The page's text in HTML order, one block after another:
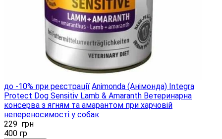
до -10% при реєстрації Animonda (Анімонда) Integra
Protect Dog Sensitiv Lamb & Amaranth Ветеринарна
консерва з ягням та амарантом при харчовій
непереносимості у собак
229 грн
400 гр